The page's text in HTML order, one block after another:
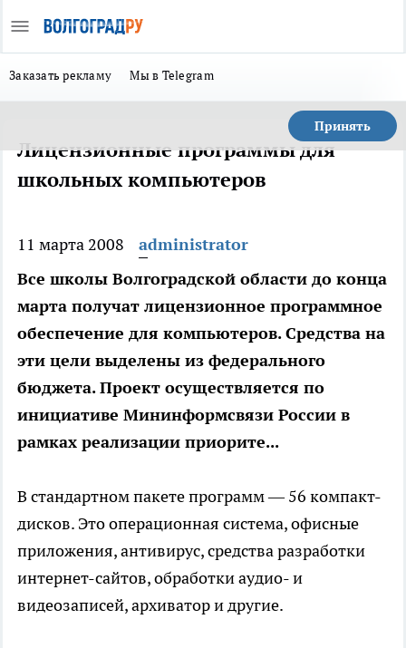
Заказать рекламу Мы в Telegram
Принять
Лицензионные программы для
школьных компьютеров
11 марта 2008
administrator
Все школы Волгоградской области до конца
марта получат лицензионное программное
обеспечение для компьютеров. Средства на
эти цели выделены из федерального
бюджета. Проект осуществляется по
инициативе Мининформсвязи России в
рамках реализации приорите...
В стандартном пакете программ — 56 компакт-
дисков. Это операционная система, офисные
приложения, антивирус, средства разработки
интернет-сайтов, обработки аудио- и
видеозаписей, архиватор и другие.